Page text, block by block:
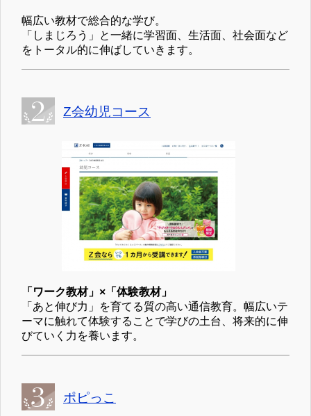
幅広い教材で総合的な学び。
「しまじろう」と一緒に学習面、生活面、社会面など
をトータル的に伸ばしていきます。
Z会幼児コース
「ワーク教材」×「体験教材」
「あと伸び力」を育てる質の高い通信教育。幅広いテ
ーマに触れて体験することで学びの土台、将来的に伸
びていく力を養います。
ポピっこ